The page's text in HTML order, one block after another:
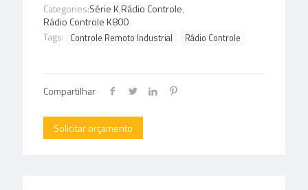
Categories:Série K,Rádio Controle,
Rádio Controle K800
Tags: Controle Remoto Industrial Rádio Controle
Compartilhar
Solicitar orçamento